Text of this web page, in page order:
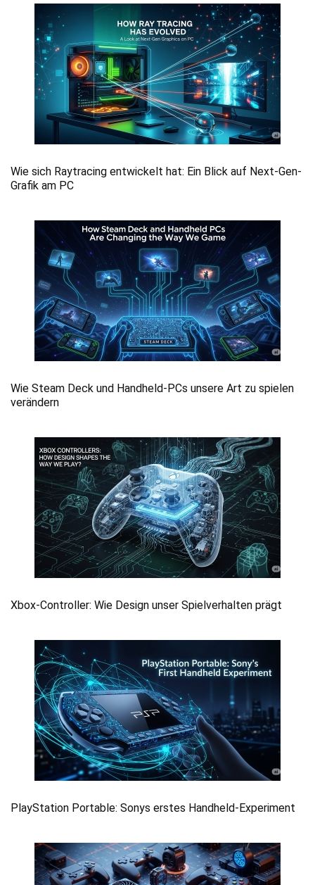
Wie sich Raytracing entwickelt hat: Ein Blick auf Next-Gen-
Grafik am PC
Wie Steam Deck und Handheld-PCs unsere Art zu spielen
verändern
Xbox-Controller: Wie Design unser Spielverhalten prägt
PlayStation Portable: Sonys erstes Handheld-Experiment